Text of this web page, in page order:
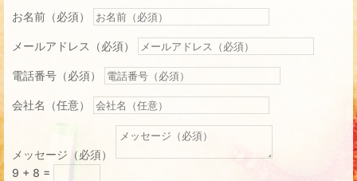
お名前（必須）
メールアドレス（必須）
電話番号（必須）
会社名（任意）
メッセージ（必須）
9 + 8 =